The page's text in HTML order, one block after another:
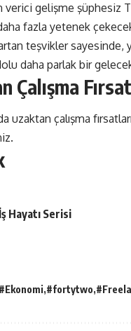
verici gelişme şüphesiz
fazla yetenek
teşvikler sayesinde,
daha parlak bir
Çalışma
uzaktan çalışma
Hayatı Serisi
#Ekonomi #fortytwo